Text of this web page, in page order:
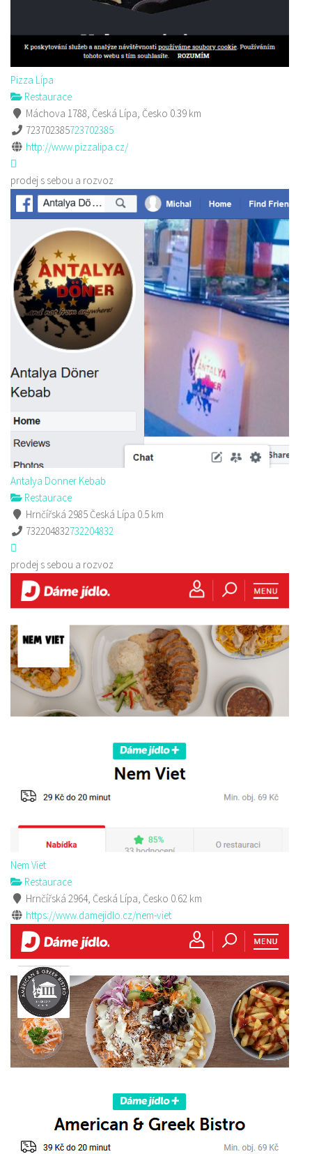
Pizza Lípa
Restaurace
Máchova 1788, Česká Lípa, Česko 0.39 km
723702385723702385
http://www.pizzalipa.cz/
prodej s sebou a rozvoz
Antalya Donner Kebab
Restaurace
Hrnčířská 2985 Česká Lípa 0.5 km
732204832732204832
prodej s sebou a rozvoz
Nem Viet
Restaurace
Hrnčířská 2964, Česká Lípa, Česko 0.62 km
https://www.damejidlo.cz/nem-viet